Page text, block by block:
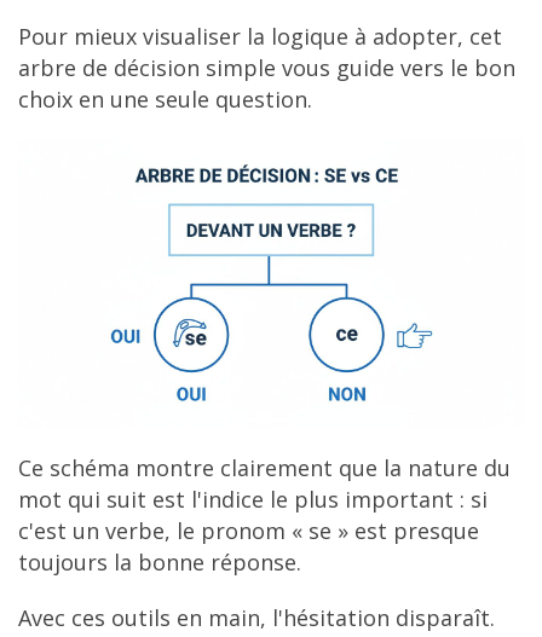
Pour mieux visualiser la logique à adopter, cet
arbre de décision simple vous guide vers le bon
choix en une seule question.
Ce schéma montre clairement que la nature du
mot qui suit est l'indice le plus important : si
c'est un verbe, le pronom « se » est presque
toujours la bonne réponse.
Avec ces outils en main, l'hésitation disparaît.